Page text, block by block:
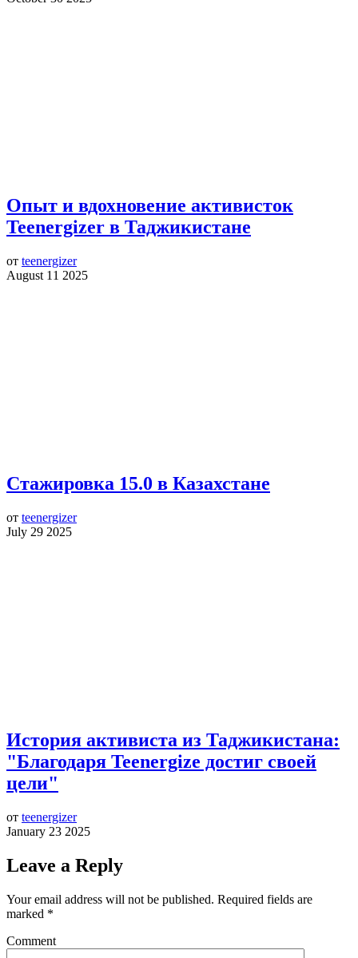
Опыт и вдохновение активисток
Teenergizer в Таджикистане
от teenergizer
August 11 2025
Стажировка 15.0 в Казахстане
от teenergizer
July 29 2025
История активиста из Таджикистана:
"Благодаря Teenergize достиг своей
цели"
от teenergizer
January 23 2025
Leave a Reply
Your email address will not be published. Required fields are
marked *
Comment